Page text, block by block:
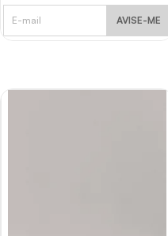
AVISE-ME